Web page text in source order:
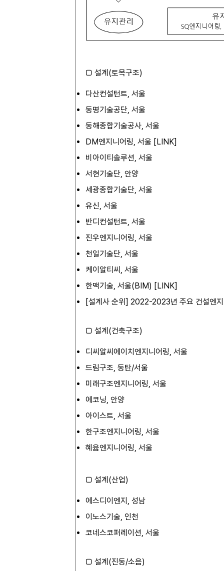
□ 설계(토목구조)
다산컨설턴트, 서울
동명기술공단, 서울
동해종합기술공사, 서울
DM엔지니어링, 서울 [LINK]
비아이티솔루션, 서울
서현기술단, 안양
세광종합기술단, 서울
유신, 서울
반디컨설턴트, 서울
진우엔지니어링, 서울
천일기술단, 서울
케이알티씨, 서울
한맥기술, 서울(BIM) [LINK]
[설계사 순위] 2022-2023년 주요 건설엔
□ 설계(건축구조)
디씨알씨에이치엔지니어링, 서울
드림구조, 동탄/서울
미래구조엔지니어링, 서울
에코닝, 안양
아이스트, 서울
한구조엔지니어링, 서울
혜윰엔지니어링, 서울
□ 설계(산업)
에스디이엔지, 성남
이노스기술, 인천
코네스코퍼레이션, 서울
□ 설계(진동/소음)